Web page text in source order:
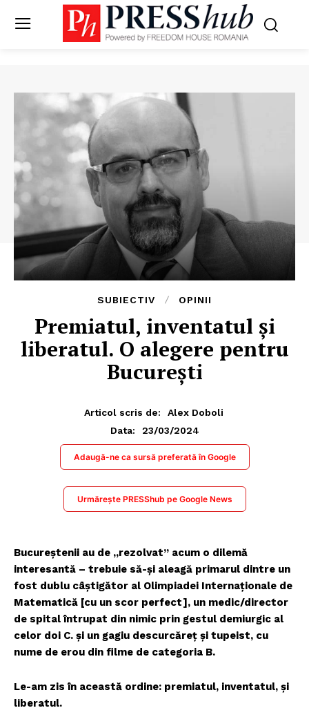
SUBIECTIV OPINII
Premiatul, inventatul și
liberatul. O alegere pentru
București
Articol scris de:
Alex Doboli
Data:
23/03/2024
Adaugă-ne ca sursă preferată în Google
Urmărește PRESShub pe Google News
Bucureștenii au de „rezolvat” acum o dilemă
interesantă – trebuie să-și aleagă primarul dintre un
fost dublu câștigător al Olimpiadei Internaționale de
Matematică [cu un scor perfect], un medic/director
de spital întrupat din nimic prin gestul demiurgic al
celor doi C. și un gagiu descurcăreț și tupeist, cu
nume de erou din filme de categoria B.
Le-am zis în această ordine: premiatul, inventatul, și
liberatul.